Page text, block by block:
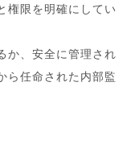
権限を明確にしてい
か、安全に管理され
ら任命された内部監